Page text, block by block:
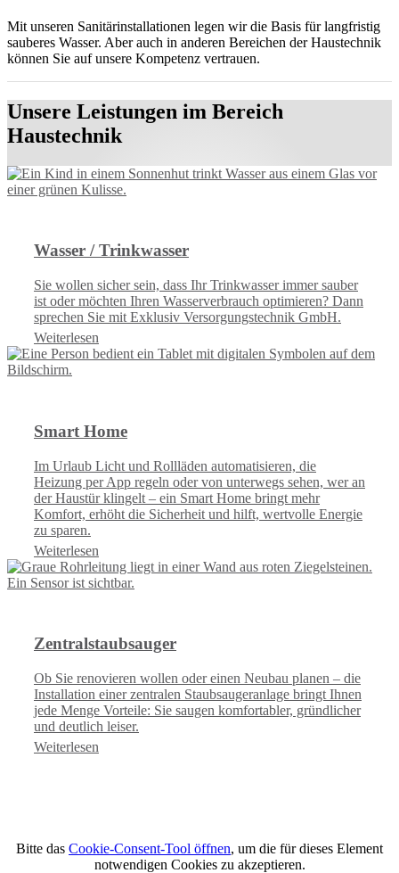
Mit unseren Sanitärinstallationen legen wir die Basis für langfristig
sauberes Wasser. Aber auch in anderen Bereichen der Haustechnik
können Sie auf unsere Kompetenz vertrauen.
Unsere Leistungen im Bereich
Haustechnik
Wasser / Trinkwasser
Sie wollen sicher sein, dass Ihr Trinkwasser immer sauber
ist oder möchten Ihren Wasserverbrauch optimieren? Dann
sprechen Sie mit Exklusiv Versorgungstechnik GmbH.
Weiterlesen
Smart Home
Im Urlaub Licht und Rollläden automatisieren, die
Heizung per App regeln oder von unterwegs sehen, wer an
der Haustür klingelt – ein Smart Home bringt mehr
Komfort, erhöht die Sicherheit und hilft, wertvolle Energie
zu sparen.
Weiterlesen
Zentralstaubsauger
Ob Sie renovieren wollen oder einen Neubau planen – die
Installation einer zentralen Staubsaugeranlage bringt Ihnen
jede Menge Vorteile: Sie saugen komfortabler, gründlicher
und deutlich leiser.
Weiterlesen
Bitte das Cookie-Consent-Tool öffnen, um die für dieses Element
notwendigen Cookies zu akzeptieren.